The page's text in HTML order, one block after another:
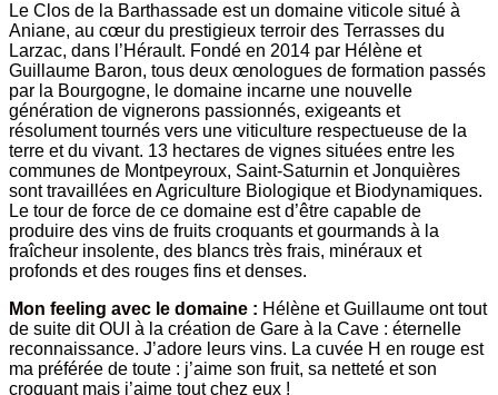
Le Clos de la Barthassade est un domaine viticole situé à
Aniane, au cœur du prestigieux terroir des Terrasses du
Larzac, dans l’Hérault. Fondé en 2014 par Hélène et
Guillaume Baron, tous deux œnologues de formation passés
par la Bourgogne, le domaine incarne une nouvelle
génération de vignerons passionnés, exigeants et
résolument tournés vers une viticulture respectueuse de la
terre et du vivant. 13 hectares de vignes situées entre les
communes de Montpeyroux, Saint-Saturnin et Jonquières
sont travaillées en Agriculture Biologique et Biodynamiques.
Le tour de force de ce domaine est d’être capable de
produire des vins de fruits croquants et gourmands à la
fraîcheur insolente, des blancs très frais, minéraux et
profonds et des rouges fins et denses.
Mon feeling avec le domaine : Hélène et Guillaume ont tout
de suite dit OUI à la création de Gare à la Cave : éternelle
reconnaissance. J’adore leurs vins. La cuvée H en rouge est
ma préférée de toute : j’aime son fruit, sa netteté et son
croquant mais j’aime tout chez eux !